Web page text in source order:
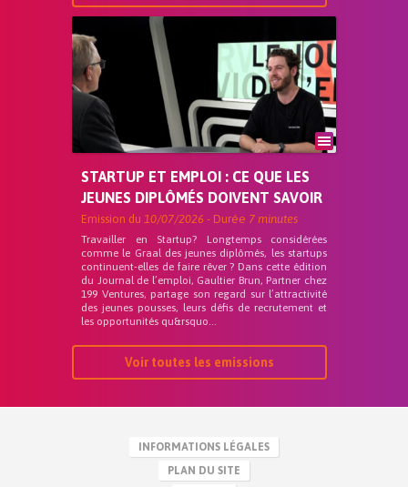
STARTUP ET EMPLOI : CE QUE LES
JEUNES DIPLÔMÉS DOIVENT SAVOIR
Emission du 10/07/2026 - Durée 7 minutes
Travailler en Startup? Longtemps considérées
comme le Graal des jeunes diplômés, les startups
continuent-elles de faire rêver ? Dans cette édition
du Journal de l’emploi, Gaultier Brun, Partner chez
199 Ventures, partage son regard sur l’attractivité
des jeunes pousses, leurs défis de recrutement et
les opportunités qu&rsquo...
Voir toutes les emissions
INFORMATIONS LÉGALES
PLAN DU SITE